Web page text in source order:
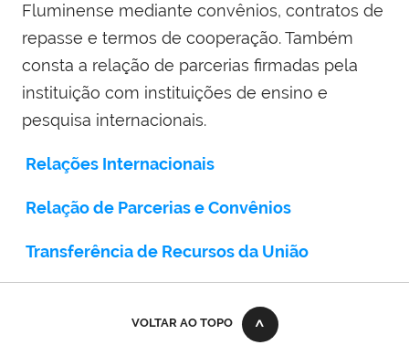
Fluminense mediante convênios, contratos de
repasse e termos de cooperação. Também
consta a relação de parcerias firmadas pela
instituição com instituições de ensino e
pesquisa internacionais.
Relações Internacionais
Relação de Parcerias e Convênios
Transferência de Recursos da União
VOLTAR AO TOPO